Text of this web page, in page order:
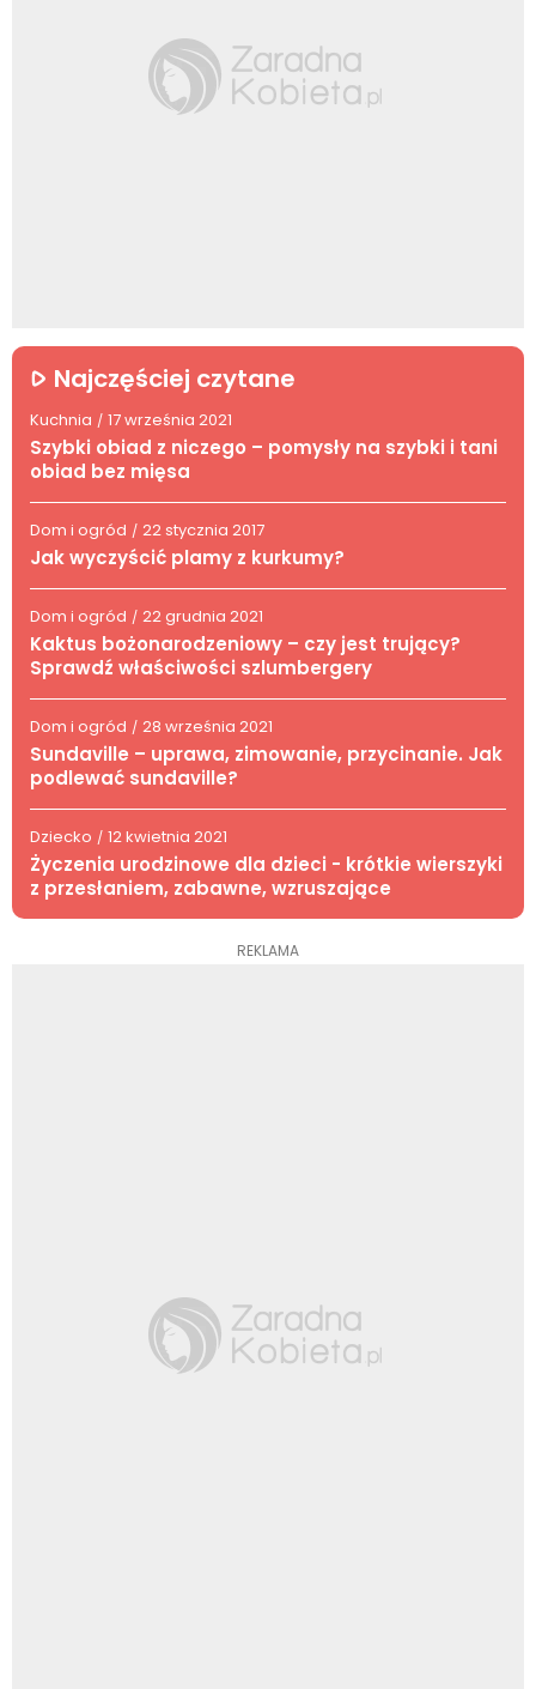
Najczęściej czytane
Kuchnia / 17 września 2021
Szybki obiad z niczego – pomysły na szybki i tani
obiad bez mięsa
Dom i ogród / 22 stycznia 2017
Jak wyczyścić plamy z kurkumy?
Dom i ogród / 22 grudnia 2021
Kaktus bożonarodzeniowy – czy jest trujący?
Sprawdź właściwości szlumbergery
Dom i ogród / 28 września 2021
Sundaville – uprawa, zimowanie, przycinanie. Jak
podlewać sundaville?
Dziecko / 12 kwietnia 2021
Życzenia urodzinowe dla dzieci - krótkie wierszyki
z przesłaniem, zabawne, wzruszające
REKLAMA